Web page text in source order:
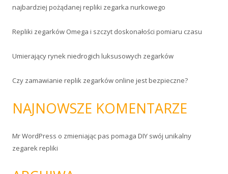
najbardziej pożądanej repliki zegarka nurkowego
Repliki zegarków Omega i szczyt doskonałości pomiaru czasu
Umierający rynek niedrogich luksusowych zegarków
Czy zamawianie replik zegarków online jest bezpieczne?
NAJNOWSZE KOMENTARZE
Mr WordPress o zmieniając pas pomaga DIY swój unikalny
zegarek repliki